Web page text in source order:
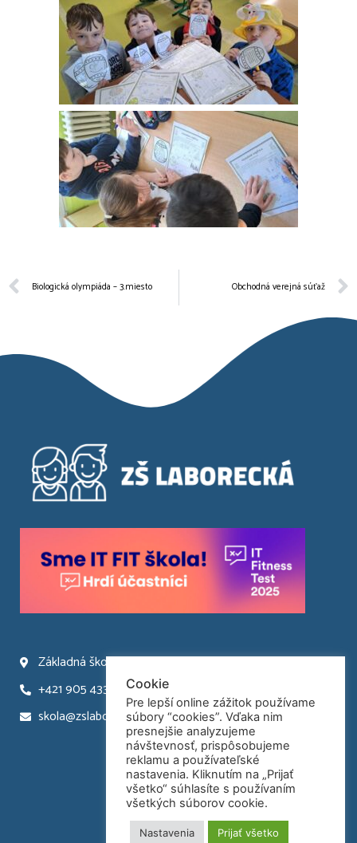
Biologická olympiáda – 3.miesto Obchodná verejná súťaž
Základná škola Laborecká 66 Humenné
+421 905 433 945
skola@zslaborecka.sk
Cookie
Pre lepší online zážitok používame
súbory “cookies”. Vďaka nim
presnejšie analyzujeme
návštevnosť, prispôsobujeme
reklamu a používateľské
nastavenia. Kliknutím na „Prijať
všetko“ súhlasíte s používaním
všetkých súborov cookie.
Nastavenia Prijať všetko